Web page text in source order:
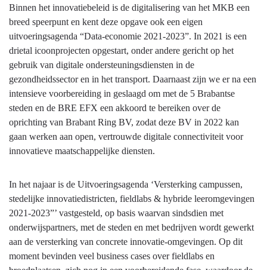
Binnen het innovatiebeleid is de digitalisering van het MKB een
breed speerpunt en kent deze opgave ook een eigen
uitvoeringsagenda “Data-economie 2021-2023”. In 2021 is een
drietal icoonprojecten opgestart, onder andere gericht op het
gebruik van digitale ondersteuningsdiensten in de
gezondheidssector en in het transport. Daarnaast zijn we er na een
intensieve voorbereiding in geslaagd om met de 5 Brabantse
steden en de BRE EFX een akkoord te bereiken over de
oprichting van Brabant Ring BV, zodat deze BV in 2022 kan
gaan werken aan open, vertrouwde digitale connectiviteit voor
innovatieve maatschappelijke diensten.
In het najaar is de Uitvoeringsagenda ‘Versterking campussen,
stedelijke innovatiedistricten, fieldlabs & hybride leeromgevingen
2021-2023”’ vastgesteld, op basis waarvan sindsdien met
onderwijspartners, met de steden en met bedrijven wordt gewerkt
aan de versterking van concrete innovatie-omgevingen. Op dit
moment bevinden veel business cases over fieldlabs en